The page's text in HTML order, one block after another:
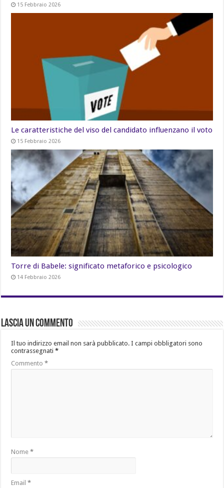
15 Febbraio 2026
Le caratteristiche del viso del candidato influenzano il voto
15 Febbraio 2026
Torre di Babele: significato metaforico e psicologico
14 Febbraio 2026
Lascia un commento
Il tuo indirizzo email non sarà pubblicato. I campi obbligatori sono
contrassegnati*
Commento*
Nome*
Email*